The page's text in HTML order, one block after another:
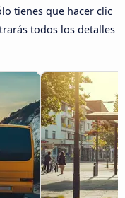
tienes que hacer clic
todos los detalles